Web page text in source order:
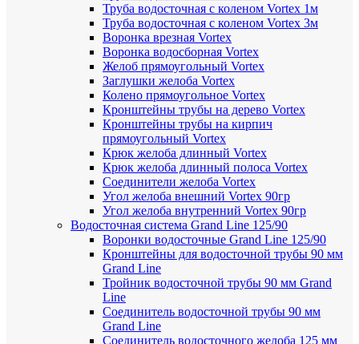
Труба водосточная с коленом Vortex 1м
Труба водосточная с коленом Vortex 3м
Воронка врезная Vortex
Воронка водосборная Vortex
Желоб прямоугольный Vortex
Заглушки желоба Vortex
Колено прямоугольное Vortex
Кронштейны трубы на дерево Vortex
Кронштейны трубы на кирпич
прямоугольный Vortex
Крюк желоба длинный Vortex
Крюк желоба длинный полоса Vortex
Соединители желоба Vortex
Угол желоба внешний Vortex 90гр
Угол желоба внутренний Vortex 90гр
Водосточная система Grand Line 125/90
Воронки водосточные Grand Line 125/90
Кронштейны для водосточной трубы 90 мм
Grand Line
Тройник водосточной трубы 90 мм Grand
Line
Соединитель водосточной трубы 90 мм
Grand Line
Соединитель водосточного желоба 125 мм